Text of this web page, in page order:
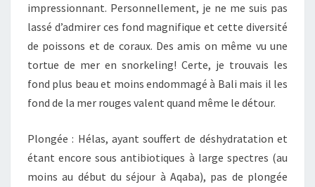
impressionnant. Personnellement, je ne me suis pas
lassé d’admirer ces fond magnifique et cette diversité
de poissons et de coraux. Des amis on même vu une
tortue de mer en snorkeling! Certe, je trouvais les
fond plus beau et moins endommagé à Bali mais il les
fond de la mer rouges valent quand même le détour.
Plongée : Hélas, ayant souffert de déshydratation et
étant encore sous antibiotiques à large spectres (au
moins au début du séjour à Aqaba), pas de plongée